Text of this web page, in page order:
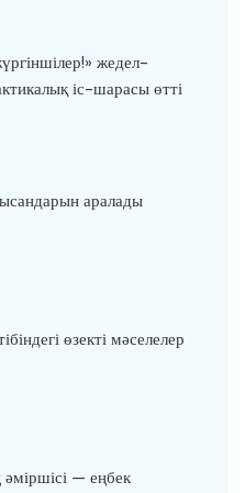
жедел-
іс-шарасы өтті
аралады
өзекті мәселелер
— еңбек